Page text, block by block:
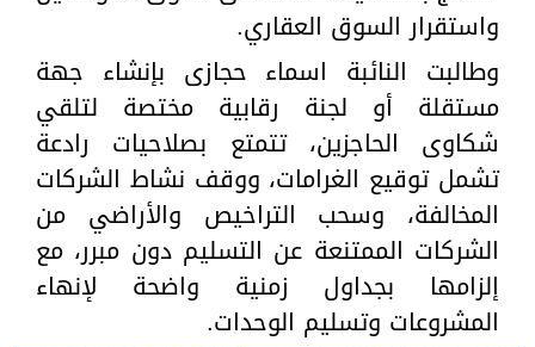
واستقرار السوق العقاري.
وطالبت النائبة اسماء حجازى بإنشاء جهة
مستقلة أو لجنة رقابية مختصة لتلقي
شكاوى الحاجزين، تتمتع بصلاحيات رادعة
تشمل توقيع الغرامات، ووقف نشاط الشركات
المخالفة، وسحب التراخيص والأراضي من
الشركات الممتنعة عن التسليم دون مبرر، مع
إلزامها بجداول زمنية واضحة لإنهاء
المشروعات وتسليم الوحدات.